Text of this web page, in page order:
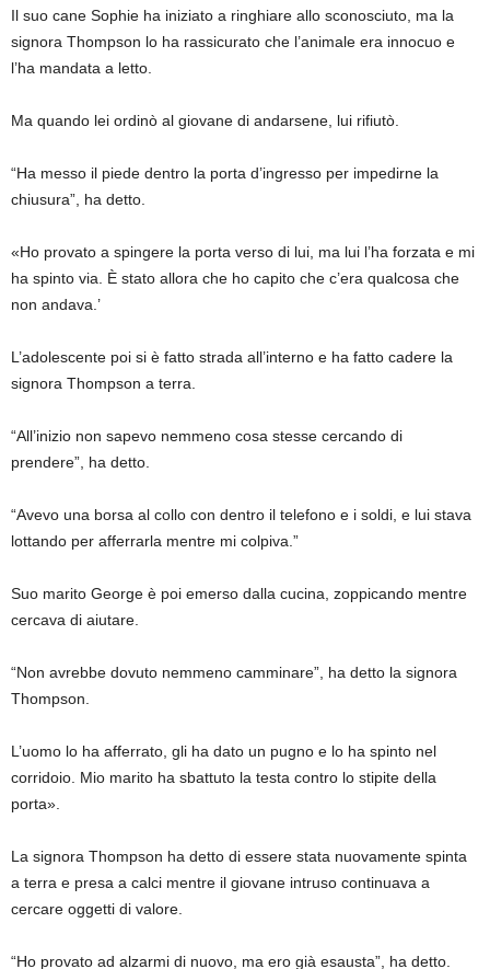
Il suo cane Sophie ha iniziato a ringhiare allo sconosciuto, ma la
signora Thompson lo ha rassicurato che l’animale era innocuo e
l’ha mandata a letto.
Ma quando lei ordinò al giovane di andarsene, lui rifiutò.
“Ha messo il piede dentro la porta d’ingresso per impedirne la
chiusura”, ha detto.
«Ho provato a spingere la porta verso di lui, ma lui l’ha forzata e mi
ha spinto via. È stato allora che ho capito che c’era qualcosa che
non andava.’
L’adolescente poi si è fatto strada all’interno e ha fatto cadere la
signora Thompson a terra.
“All’inizio non sapevo nemmeno cosa stesse cercando di
prendere”, ha detto.
“Avevo una borsa al collo con dentro il telefono e i soldi, e lui stava
lottando per afferrarla mentre mi colpiva.”
Suo marito George è poi emerso dalla cucina, zoppicando mentre
cercava di aiutare.
“Non avrebbe dovuto nemmeno camminare”, ha detto la signora
Thompson.
L’uomo lo ha afferrato, gli ha dato un pugno e lo ha spinto nel
corridoio. Mio marito ha sbattuto la testa contro lo stipite della
porta».
La signora Thompson ha detto di essere stata nuovamente spinta
a terra e presa a calci mentre il giovane intruso continuava a
cercare oggetti di valore.
“Ho provato ad alzarmi di nuovo, ma ero già esausta”, ha detto.